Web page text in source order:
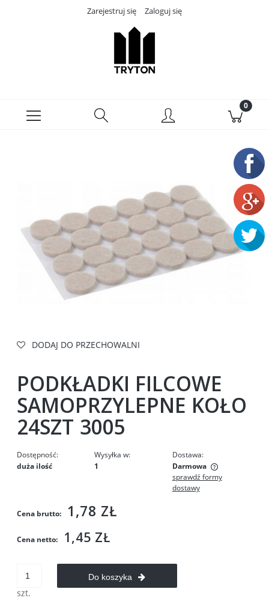
Zarejestruj się Zaloguj się
DODAJ DO PRZECHOWALNI
PODKŁADKI FILCOWE
SAMOPRZYLEPNE KOŁO
24SZT 3005
Dostępność:
duża ilość
Wysyłka w:
1
Dostawa:
Darmowa
Cena nie zawiera ewentualnych kosztów płatności
sprawdź formy
dostawy
Cena brutto: 1,78 ZŁ
Cena netto: 1,45 ZŁ
szt.
Do koszyka